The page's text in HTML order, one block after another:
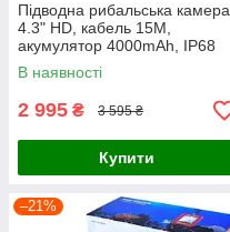
Підводна рибальська камера
4.3" HD, кабель 15M,
акумулятор 4000mAh, IP68
В наявності
2 995 ₴ 3 595 ₴
Купити
–21%